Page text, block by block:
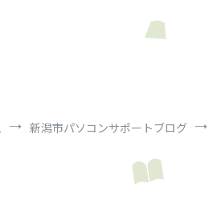
新潟市パソコンサポートブログ